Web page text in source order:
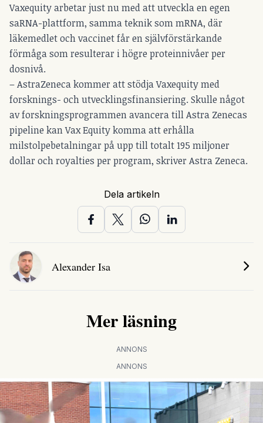
Vaxequity arbetar just nu med att utveckla en egen
saRNA-plattform, samma teknik som mRNA, där
läkemedlet och vaccinet får en självförstärkande
förmåga som resulterar i högre proteinnivåer per
dosnivå.
– AstraZeneca kommer att stödja Vaxequity med
forsknings- och utvecklingsfinansiering. Skulle något
av forskningsprogrammen avancera till Astra Zenecas
pipeline kan Vax Equity komma att erhålla
milstolpebetalningar på upp till totalt 195 miljoner
dollar och royalties per program, skriver Astra Zeneca.
Dela artikeln
Alexander Isa
Mer läsning
ANNONS
ANNONS